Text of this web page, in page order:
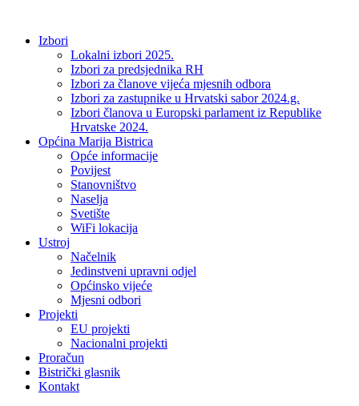
sadržajIzbori
Lokalni izbori 2025.
Izbori za predsjednika RH
Izbori za članove vijeća mjesnih odbora
Izbori za zastupnike u Hrvatski sabor 2024.g.
Izbori članova u Europski parlament iz Republike
Hrvatske 2024.
Općina Marija Bistrica
Opće informacije
Povijest
Stanovništvo
Naselja
Svetište
WiFi lokacija
Ustroj
Načelnik
Jedinstveni upravni odjel
Općinsko vijeće
Mjesni odbori
Projekti
EU projekti
Nacionalni projekti
Proračun
Bistrički glasnik
Kontakt